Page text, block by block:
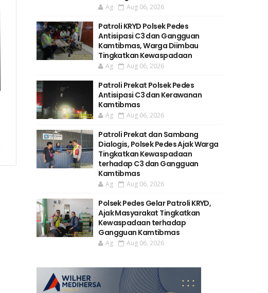
Ag Aug 06, 2026
Patroli KRYD Polsek Pedes
Antisipasi C3 dan Gangguan
Kamtibmas, Warga Diimbau
Tingkatkan Kewaspadaan
Ag Aug 06, 2026
Patroli Prekat Polsek Pedes
Antisipasi C3 dan Kerawanan
Kamtibmas
Ag Aug 06, 2026
Patroli Prekat dan Sambang
Dialogis, Polsek Pedes Ajak Warga
Tingkatkan Kewaspadaan
terhadap C3 dan Gangguan
Kamtibmas
Ag Aug 06, 2026
Polsek Pedes Gelar Patroli KRYD,
Ajak Masyarakat Tingkatkan
Kewaspadaan terhadap
Gangguan Kamtibmas
Ag Aug 06, 2026